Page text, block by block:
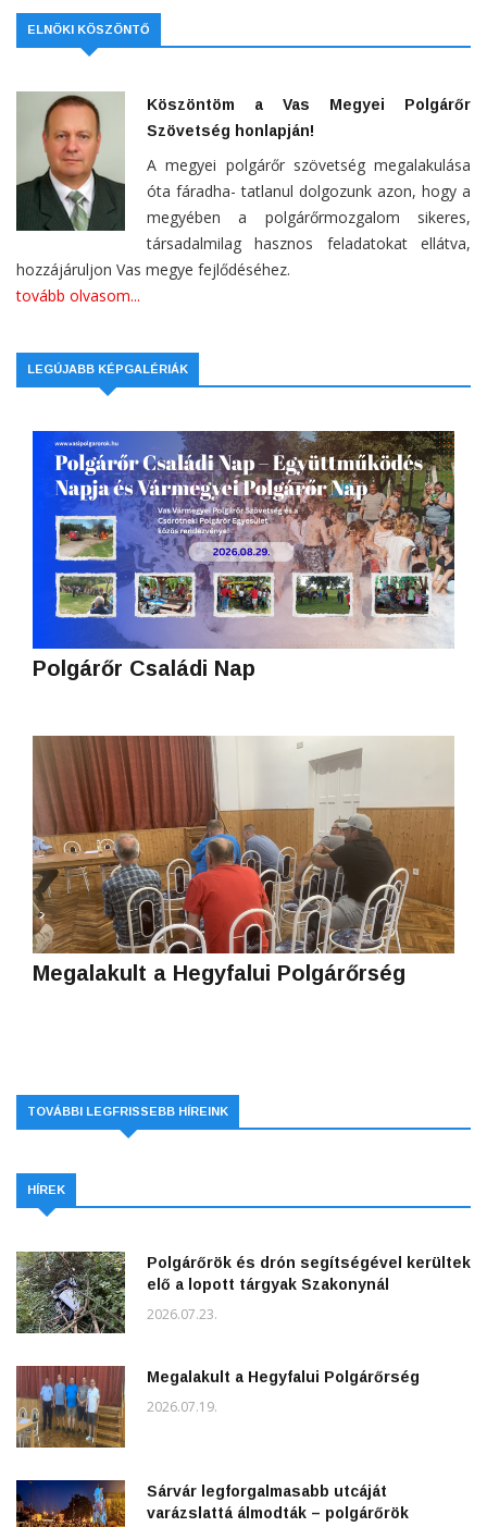
ELNÖKI KÖSZÖNTŐ
Köszöntöm a Vas Megyei Polgárőr
Szövetség honlapján!
A megyei polgárőr szövetség megalakulása
óta fáradha- tatlanul dolgozunk azon, hogy a
megyében a polgárőrmozgalom sikeres,
társadalmilag hasznos feladatokat ellátva,
hozzájáruljon Vas megye fejlődéséhez.
tovább olvasom...
LEGÚJABB KÉPGALÉRIÁK
Polgárőr Családi Nap
Megalakult a Hegyfalui Polgárőrség
TOVÁBBI LEGFRISSEBB HÍREINK
HÍREK
Polgárőrök és drón segítségével kerültek
elő a lopott tárgyak Szakonynál
2026.07.23.
Megalakult a Hegyfalui Polgárőrség
2026.07.19.
Sárvár legforgalmasabb utcáját
varázslattá álmodták – polgárőrök